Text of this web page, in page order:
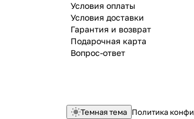
Условия оплаты
Условия доставки
Гарантия и возврат
Подарочная карта
Вопрос-ответ
Темная тема Политика